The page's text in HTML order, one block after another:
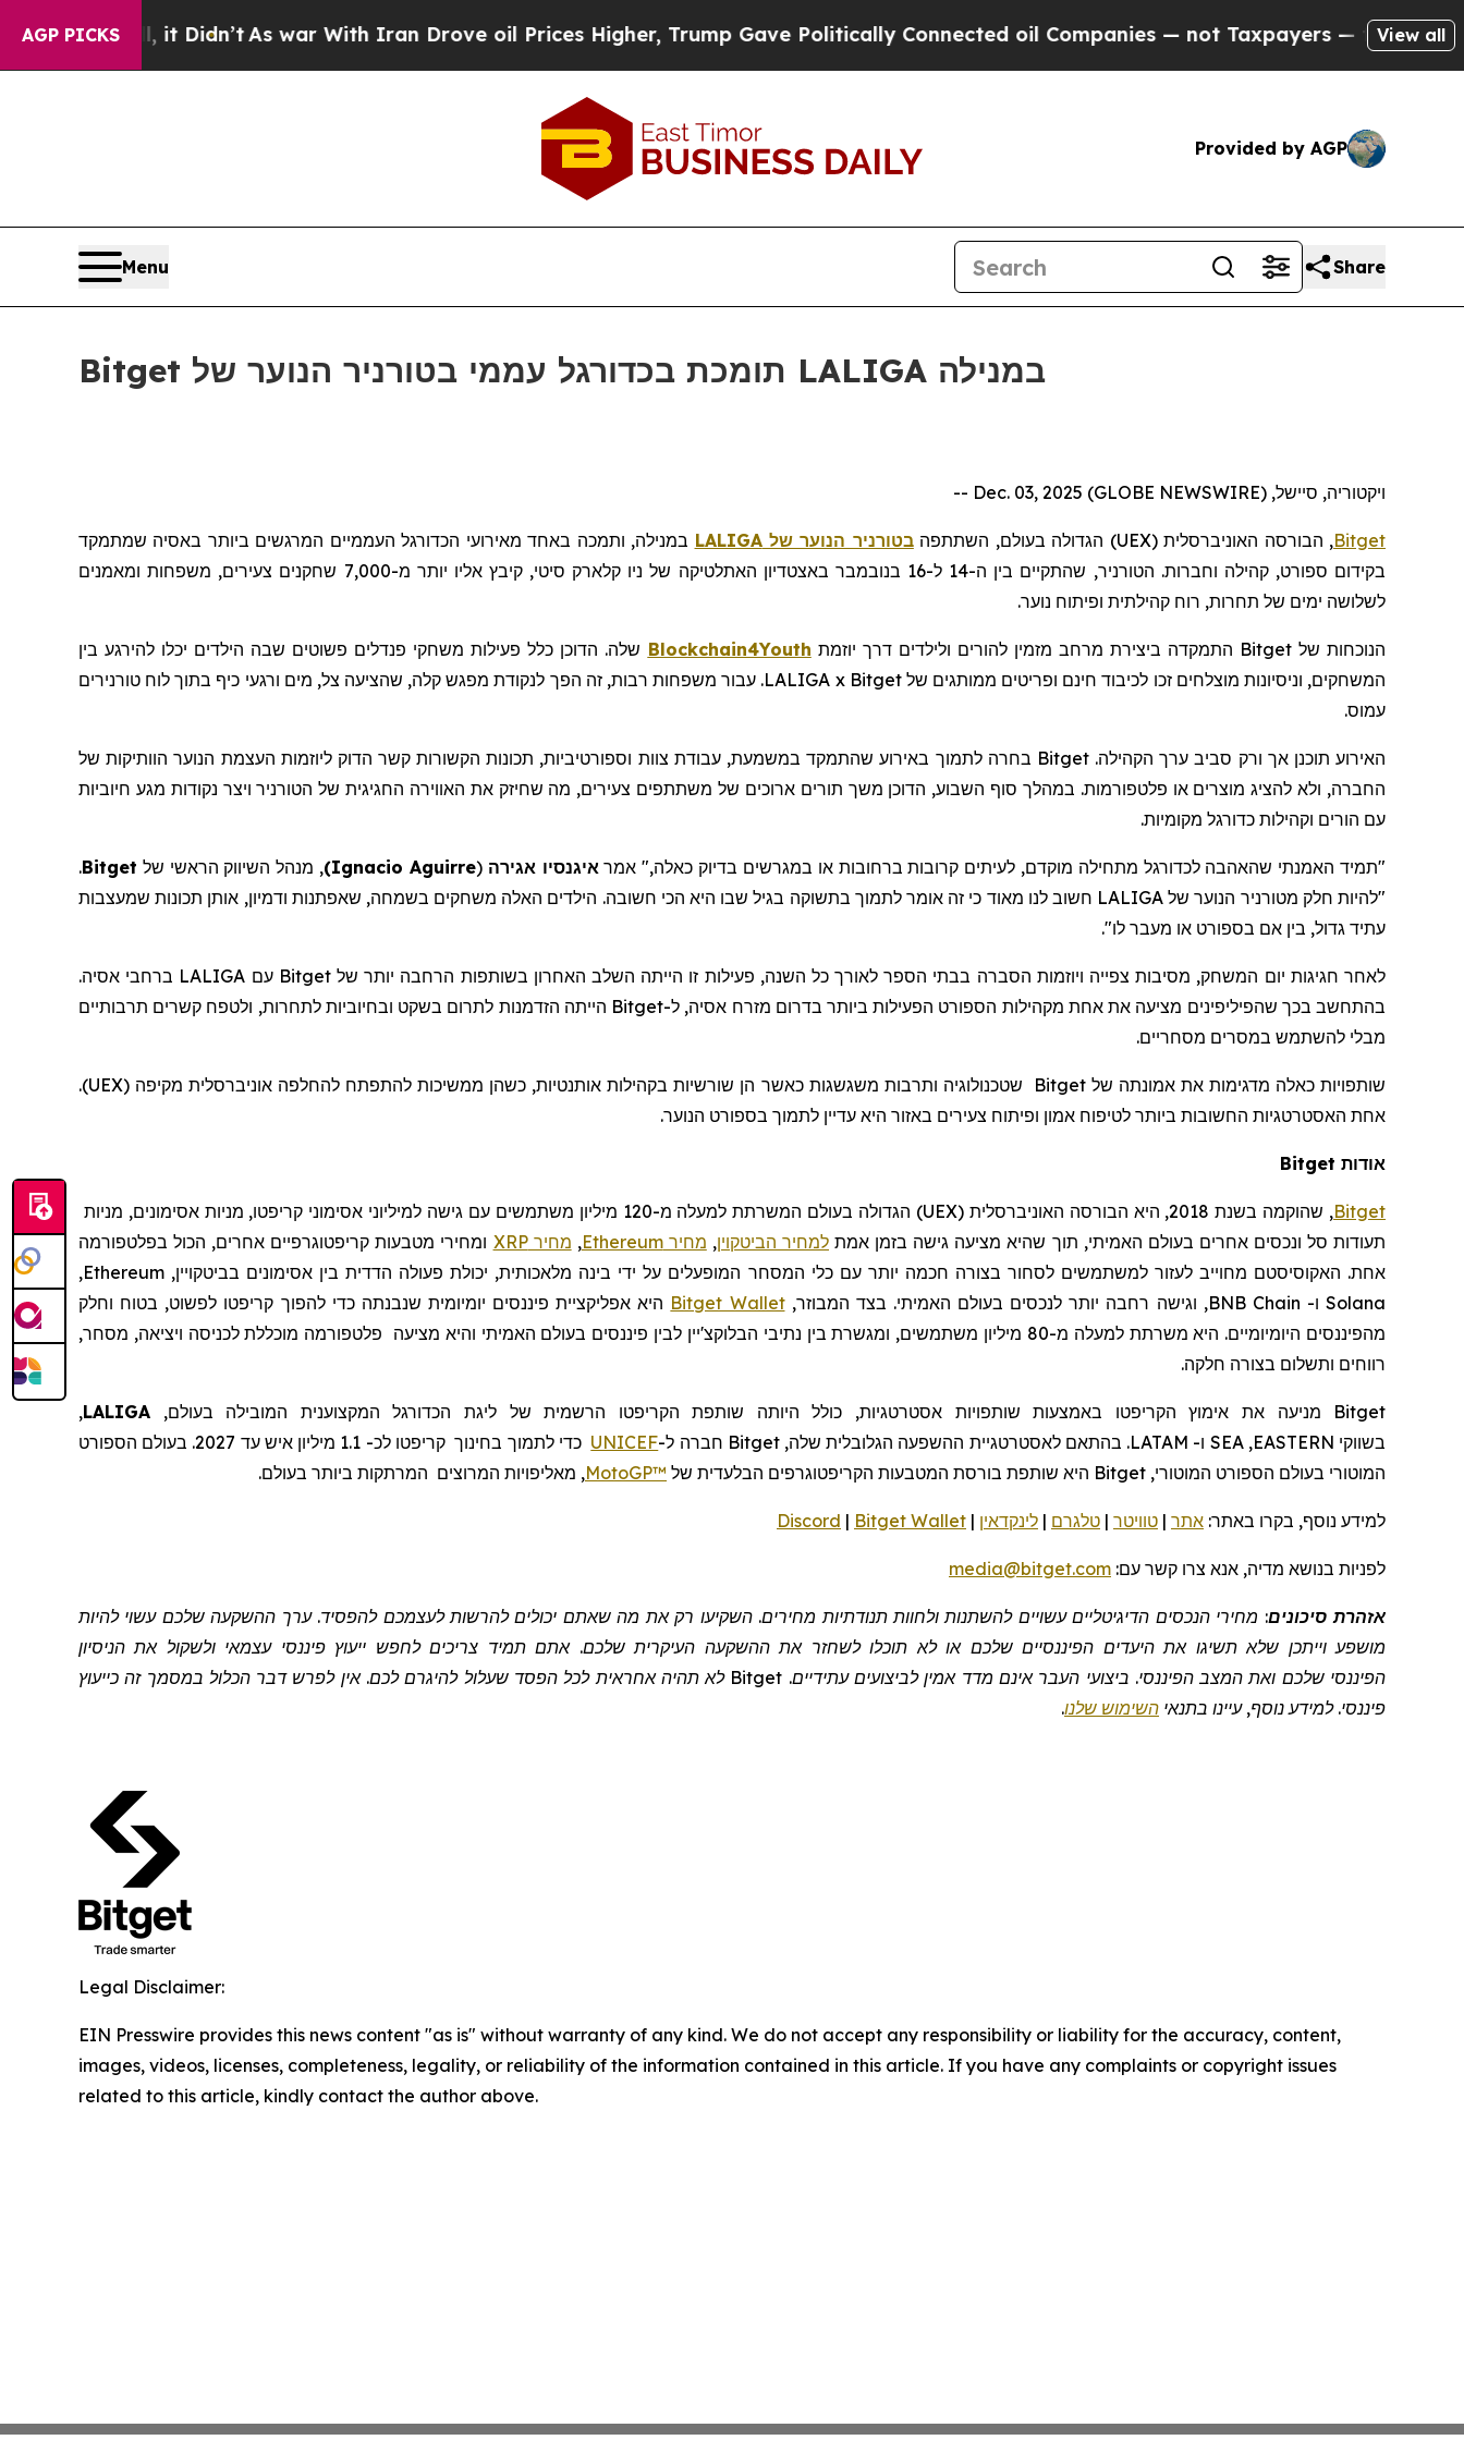
AGP PICKS
Well, it Didn’t As war With Iran Drove oil Prices Higher, Trump Gave Politically Connected oil Companies — not Taxpayers — the Chance to
View all
Provided by AGP
Menu Share
Bitget תומכת בכדורגל עממי בטורניר הנוער של LALIGA במנילה
ויקטוריה, סיישל, Dec. 03, 2025 (GLOBE NEWSWIRE) --
Bitget, הבורסה האוניברסלית (UEX) הגדולה בעולם, השתתפהבטורניר הנוער שלLALIGA במנילה, ותמכה באחד מאירועי הכדורגל העממיים המרגשים ביותר באסיה שמתמקד
בקידום ספורט, קהילה וחברות. הטורניר, שהתקיים בין ה-14 ל-16 בנובמבר באצטדיון האתלטיקה של ניו קלארק סיטי, קיבץ אליו יותר מ-7,000 שחקנים צעירים, משפחות ומאמנים
לשלושה ימים של תחרות, רוח קהילתית ופיתוח נוער.
הנוכחות שלBitget התמקדה ביצירת מרחב מזמין להורים ולילדים דרך יוזמת Blockchain4Youth שלה. הדוכן כלל פעילות משחקי פנדלים פשוטים שבה הילדים יכלו להירגע בין
המשחקים, וניסיונות מוצלחים זכו לכיבוד חינם ופריטים ממותגים של LALIGA x Bitget. עבור משפחות רבות, זה הפך לנקודת מפגש קלה, שהציעה צל, מים ורגעי כיף בתוך לוח טורנירים
עמוס.
האירוע תוכנן אך ורק סביב ערך הקהילה. Bitget בחרה לתמוך באירוע שהתמקד במשמעת, עבודת צוות וספורטיביות, תכונות הקשורות קשר הדוק ליוזמות העצמת הנוער הוותיקות של
החברה, ולא להציג מוצרים או פלטפורמות. במהלך סוף השבוע, הדוכן משך תורים ארוכים של משתתפים צעירים, מה שחיזק את האווירה החגיגית של הטורניר ויצר נקודות מגע חיוביות
עם הורים וקהילות כדורגל מקומיות.
"תמיד האמנתי שהאהבה לכדורגל מתחילה מוקדם, לעיתים קרובות ברחובות או במגרשים בדיוק כאלה," אמראיגנסיו אגירה (
Ignacio Aguirre
)
, מנהלהשיווק הראשי של Bitget
.
"להיות חלק מטורניר הנוער של LALIGA חשוב לנו מאוד כי זה
אומרלתמוך בתשוקה בגיל שבו היא הכי חשובה. הילדים האלה משחקים בשמחה, שאפתנות ודמיון, אותן תכונות שמעצבות
עתיד גדול, בין אם בספורט או מעבר לו".
לאחר חגיגות יום המשחק, מסיבות צפייה ויוזמות הסברה בבתי הספר לאורך כל השנה, פעילות זו הייתה השלב האחרון בשותפות הרחבה יותר שלBitget עם LALIGA ברחבי אסיה.
בהתחשב בכך שהפיליפינים מציעה את אחת מקהילות הספורט הפעילות ביותר בדרום מזרח אסיה, ל-Bitget הייתה הזדמנות לתרום בשקט ובחיוביות לתחרות, ולטפח קשרים תרבותיים
מבלי להשתמש במסרים מסחריים.
שותפויות כאלה מדגימות את אמונתה שלBitget
שטכנולוגיה ותרבות משגשגות כאשר הן שורשיות בקהילות אותנטיות, כשהן ממשיכות להתפתח להחלפה אוניברסלית מקיפה (UEX).
אחת האסטרטגיות החשובות ביותר לטיפוח אמון ופיתוח צעירים באזור היא עדיין לתמוך בספורט הנוער.
אודות Bitget
Bitget
, שהוקמה בשנת 2018, היא הבורסה האוניברסלית ( UEX
) הגדולה בעולם המשרתת למעלה מ-120
מיליון משתמשים עם גישה למיליוני אסימוני קריפטו, מניות אסימונים, מניות
תעודות סל ונכסים אחרים בעולם האמיתי, תוך שהיא מציעה גישה בזמן אמת למחיר הביטקוין, מחיר Ethereum , מחיר XRP
ומחירי מטבעות קריפטוגרפיים אחרים, הכול בפלטפורמה
אחת. האקוסיסטם מחוייב לעזור למשתמשים לסחור בצורה חכמה יותר עם כלי המסחר המופעלים על ידי בינה מלאכותית, יכולת פעולה הדדית בין אסימונים בביטקויין, Ethereum
,
Solana ו- BNB Chain, וגישה רחבה יותר לנכסים בעולם האמיתי. בצד המבוזר,Bitget Wallet היא אפליקציית פיננסים יומיומית שנבנתה כדי להפוך קריפטו לפשוט, בטוח וחלק
מהפיננסים היומיומיים. היא משרתת למעלה מ-80 מיליון משתמשים, ומגשרת בין נתיבי הבלוקצ'יין לבין פיננסים בעולם האמיתי והיא מציעה פלטפורמה מוכללת לכניסה ויציאה, מסחר,
רווחים ותשלום בצורה חלקה.
Bitget מניעה את אימוץ הקריפטו באמצעות שותפויות אסטרטגיות, כולל היותה שותפת הקריפטו הרשמית של ליגת הכדורגל המקצוענית המובילה בעולם, LALIGA
,
בשווקי EASTERN
,
SEA ו- LATAM
. בהתאם לאסטרטגיית ההשפעה הגלובלית שלה, Bitget חברה ל-UNICEF כדי לתמוך בחינוך קריפטו לכ- 1.1 מיליון איש עד 2027.
בעולם הספורט
המוטורי בעולם הספורט המוטורי, Bitget היא שותפת בורסת המטבעות הקריפטוגרפים הבלעדית של MotoGP™
, מאליפויות המרוצים המרתקות ביותר בעולם.
למידע נוסף, בקרו באתר: אתר | טוויטר | טלגרם | לינקדאין |
Discord | Bitget Wallet
לפניות בנושא מדיה, אנא צרו קשר עם: media@bitget.com
אזהרת סיכונים: מחירי הנכסים הדיגיטליים עשויים להשתנות ולחוות תנודתיות מחירים. השקיעו רק את מה שאתם יכולים להרשות לעצמכם להפסיד. ערך ההשקעה שלכם עשוי להיות
מושפע וייתכן שלא תשיגו את היעדים הפיננסיים שלכם או לא תוכלו לשחזר את ההשקעה העיקרית שלכם. אתם תמיד צריכים לחפש ייעוץ פיננסי עצמאי ולשקול את הניסיון
הפיננסי שלכם ואת המצב הפיננסי. ביצועי העבר אינם מדד אמין לביצועים עתידיים. Bitget לא תהיה אחראית לכל הפסד שעלול להיגרם לכם. אין לפרש דבר הכלול במסמך זה כייעוץ
פיננסי. למידע נוסף, עיינו בתנאי השימוש שלנו.
Legal Disclaimer:
EIN Presswire provides this news content "as is" without warranty of any kind. We do not accept any responsibility or liability for the accuracy, content,
images, videos, licenses, completeness, legality, or reliability of the information contained in this article. If you have any complaints or copyright issues
related to this article, kindly contact the author above.